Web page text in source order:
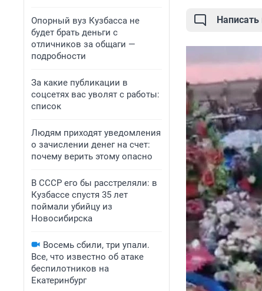
Опорный вуз Кузбасса не
будет брать деньги с
отличников за общаги —
подробности
За какие публикации в
соцсетях вас уволят с работы:
список
Людям приходят уведомления
о зачислении денег на счет:
почему верить этому опасно
В СССР его бы расстреляли: в
Кузбассе спустя 35 лет
поймали убийцу из
Новосибирска
Восемь сбили, три упали.
Все, что известно об атаке
беспилотников на
Екатеринбург